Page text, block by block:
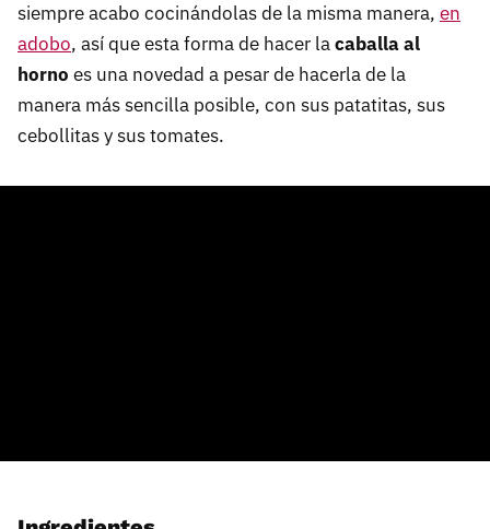
siempre acabo cocinándolas de la misma manera, en
adobo, así que esta forma de hacer lacaballa al
horno es una novedad a pesar de hacerla de la
manera más sencilla posible, con sus patatitas, sus
cebollitas y sus tomates.